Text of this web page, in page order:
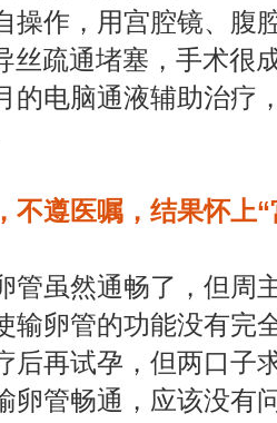
操作，用宫腔镜、腹
丝疏通堵塞，手术很
的电脑通液辅助治疗
不遵医嘱，结果怀上“
虽然通畅了，但周
输卵管的功能没有完
后再试孕，但两口子
卵管畅通，应该没有